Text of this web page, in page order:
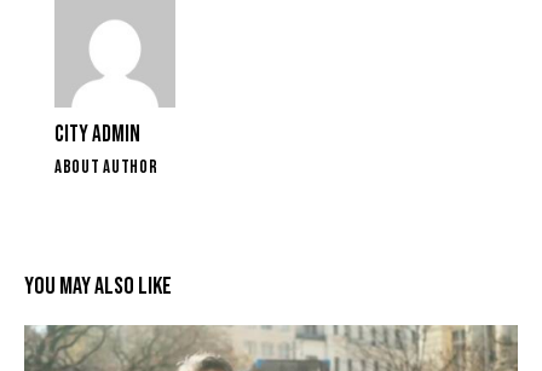
CITY ADMIN
ABOUT AUTHOR
YOU MAY ALSO LIKE